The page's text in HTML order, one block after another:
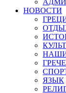
НОВОСТИ
ЯЗЫК